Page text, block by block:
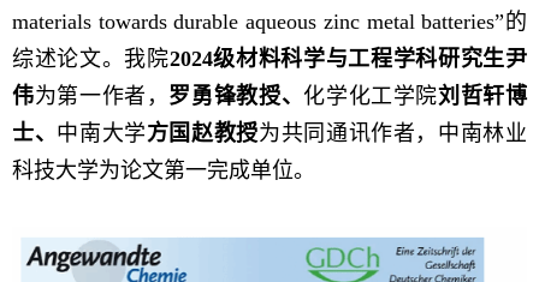
materials towards durable aqueous zinc metal batteries”的
综述论文。我院2024级材料科学与工程学科研究生尹
伟为第一作者， 罗勇锋教授、 化学化工学院刘哲轩博
士、 中南大学方国赵教授为共同通讯作者，中南林业
科技大学为论文第一完成单位。